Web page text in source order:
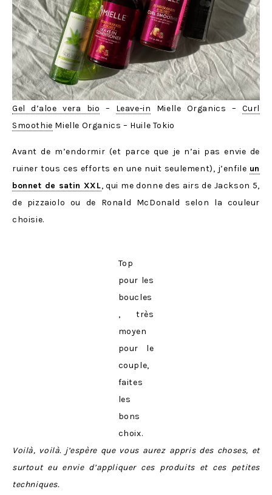
Gel d’aloe vera bio – Leave-in Mielle Organics – Curl
Smoothie Mielle Organics – Huile Tokio
Avant de m’endormir (et parce que je n’ai pas envie de
ruiner tous ces efforts en une nuit seulement), j’enfile un
bonnet de satin XXL, qui me donne des airs de Jackson 5,
de pizzaiolo ou de Ronald McDonald selon la couleur
choisie.
Top
pour les
boucles
, très
moyen
pour le
couple,
faites
les
bons
choix.
Voilà, voilà. j’espère que vous aurez appris des choses, et
surtout eu envie d’appliquer ces produits et ces petites
techniques.